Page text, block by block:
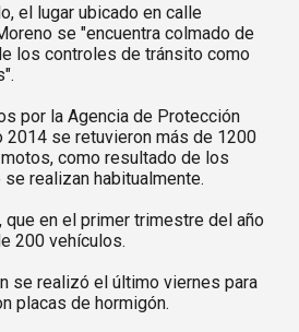
el lugar ubicado en calle
se "encuentra colmado de
los controles de tránsito como
por la Agencia de Protección
2014 se retuvieron más de 1200
como resultado de los
realizan habitualmente.
en el primer trimestre del año
200 vehículos.
se realizó el último viernes para
placas de hormigón.